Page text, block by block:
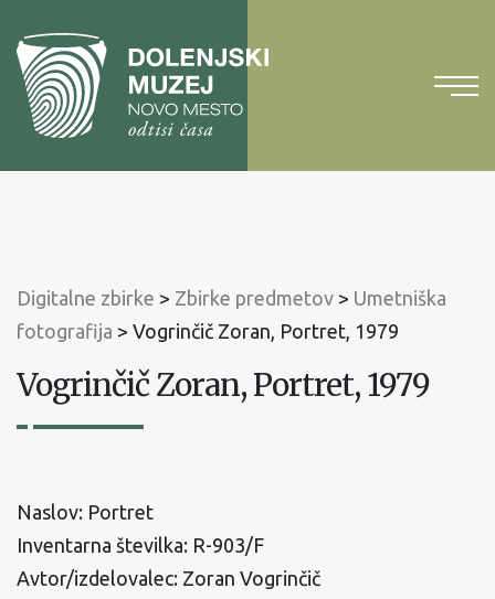
vsebinoNa
glavni
meni
Digitalne zbirke > Zbirke predmetov > Umetniška
fotografija > Vogrinčič Zoran, Portret, 1979
Vogrinčič Zoran, Portret, 1979
Naslov: Portret
Inventarna številka: R-903/F
Avtor/izdelovalec: Zoran Vogrinčič